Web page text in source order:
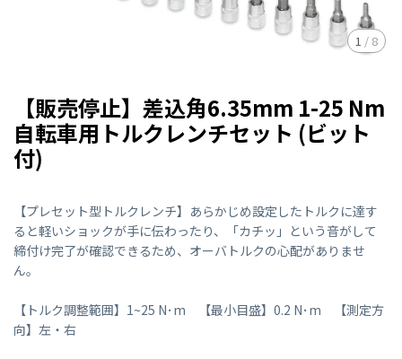
1 / 8
【販売停止】差込角6.35mm 1-25 Nm
自転車用トルクレンチセット (ビット
付)
【プレセット型トルクレンチ】あらかじめ設定したトルクに達す
ると軽いショックが手に伝わったり、「カチッ」という音がして
締付け完了が確認できるため、オーバトルクの心配がありませ
ん。
【トルク調整範囲】1~25 N･m 【最小目盛】0.2 N･m 【測定方
向】左・右